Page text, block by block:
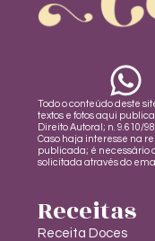
Todo o conteúdo deste
textos e fotos aqui
Direito Autoral; n. 9.610/98.
Caso haja interesse na
publicada; é necessário
solicitada através do
Receitas
Receita Doces